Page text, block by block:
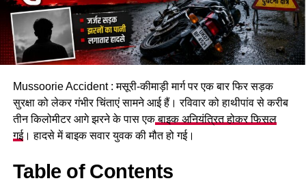
Mussoorie Accident : मसूरी-कीमाड़ी मार्ग पर एक बार फिर सड़क
सुरक्षा को लेकर गंभीर चिंताएं सामने आई हैं। रविवार को हाथीपांव से करीब
तीन किलोमीटर आगे झरने के पास एकबाइक अनियंत्रित होकर फिसल
गई। हादसे में बाइक सवार युवक की मौत हो गई।
Table of Contents